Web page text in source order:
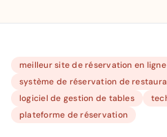
meilleur site de réservation en ligne
système de réservation de
logiciel de gestion de tables
plateforme de réservation